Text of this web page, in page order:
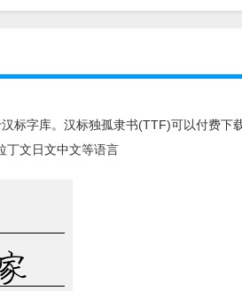
标字库。汉标独孤隶书(TTF)可以付费下
丁文日文中文等语言